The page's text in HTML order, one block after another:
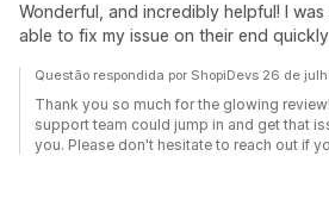
Wonderful, and incredibly helpful! I
able to fix my issue on their end
Questão respondida por ShopiDevs 26 de
Thank you so much for the glowing
support team could jump in and get that
you. Please don't hesitate to reach out if